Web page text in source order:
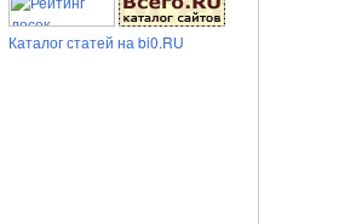
Каталог статей на bi0.RU